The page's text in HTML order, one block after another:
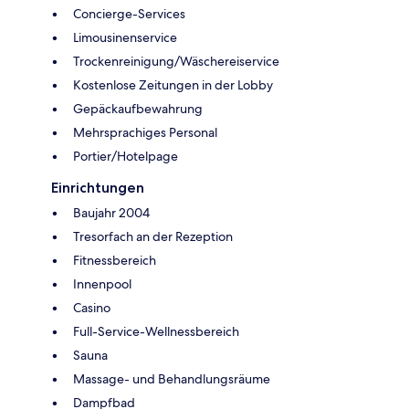
Concierge-Services
Limousinenservice
Trockenreinigung/Wäschereiservice
Kostenlose Zeitungen in der Lobby
Gepäckaufbewahrung
Mehrsprachiges Personal
Portier/Hotelpage
Einrichtungen
Baujahr 2004
Tresorfach an der Rezeption
Fitnessbereich
Innenpool
Casino
Full-Service-Wellnessbereich
Sauna
Massage- und Behandlungsräume
Dampfbad